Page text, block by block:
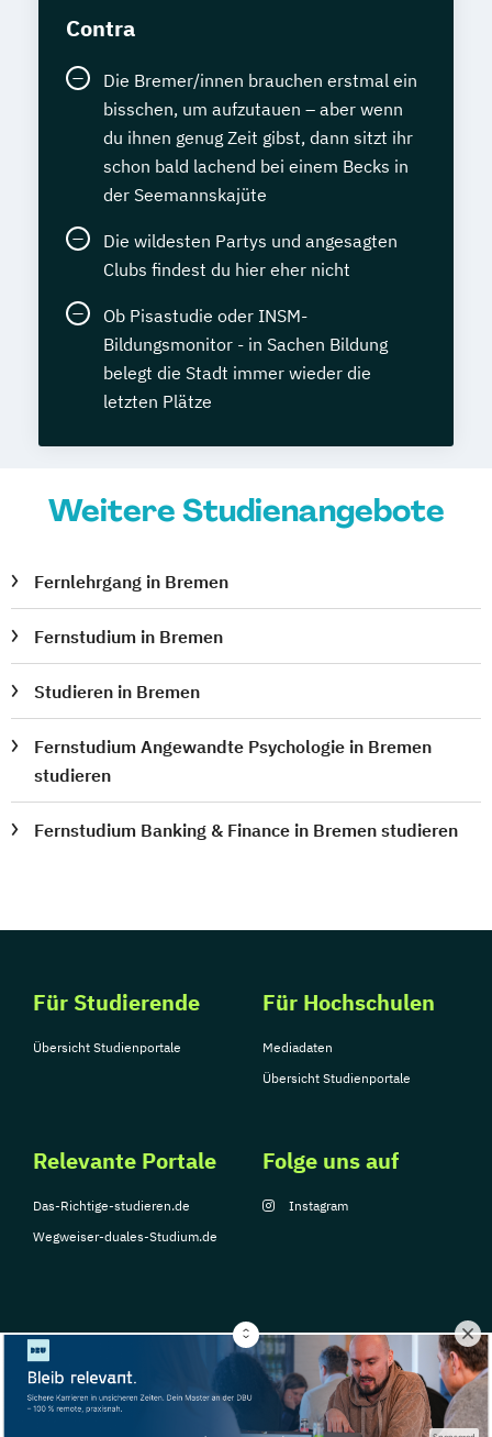
Veterinärheilpflanzenkunde
Contra
Die Bremer/innen brauchen erstmal ein
bisschen, um aufzutauen – aber wenn
du ihnen genug Zeit gibst, dann sitzt ihr
schon bald lachend bei einem Becks in
der Seemannskajüte
Die wildesten Partys und angesagten
Clubs findest du hier eher nicht
Ob Pisastudie oder INSM-
Bildungsmonitor - in Sachen Bildung
belegt die Stadt immer wieder die
letzten Plätze
Weitere Studienangebote
Fernlehrgang in Bremen
Fernstudium in Bremen
Studieren in Bremen
Fernstudium Angewandte Psychologie in Bremen
studieren
Fernstudium Banking & Finance in Bremen studieren
Für Studierende
Übersicht Studienportale
Für Hochschulen
Mediadaten
Übersicht Studienportale
Relevante Portale
Das-Richtige-studieren.de
Wegweiser-duales-Studium.de
Folge uns auf
Instagram
© Copyright 2026, TarGroup Media GmbH
Impressum
Über
Datenschutzerklärung Nutzungsbedingungen